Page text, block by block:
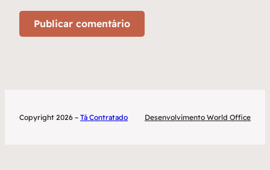
Copyright 2026 – Tá Contratado Desenvolvimento World Office